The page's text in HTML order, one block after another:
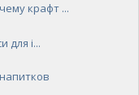
крафт ...
для і...